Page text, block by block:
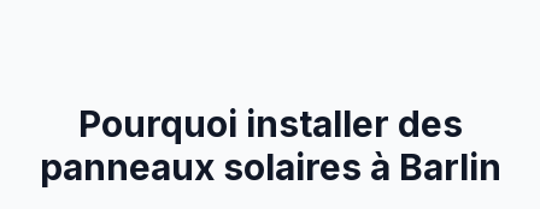
Pourquoi installer des
panneaux solaires à Barlin